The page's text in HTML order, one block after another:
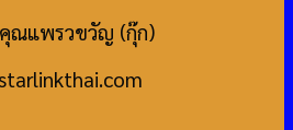
ณแพรวขวัญ (กุ๊ก)